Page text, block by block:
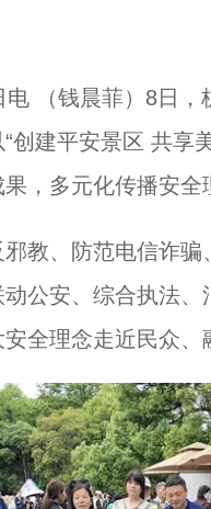
（钱晨菲）8日，
创建平安景区 共享
，多元化传播安全
、防范电信诈骗
公安、综合执法
全理念走近民众、